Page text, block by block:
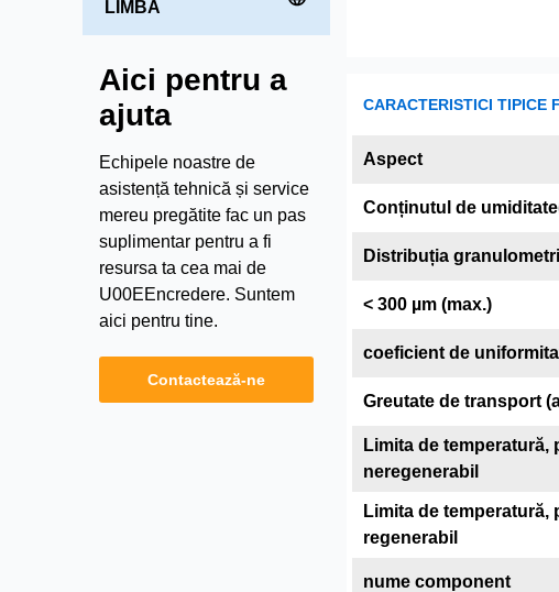
LIMBA
Aici pentru a
ajuta
Echipele noastre de
asistență tehnică și service
mereu pregătite fac un pas
suplimentar pentru a fi
resursa ta cea mai de
U00EEncredere. Suntem
aici pentru tine.
Contactează-ne
CARACTERISTICI TIPICE
Aspect
Conținutul de
Distribuția
< 300 µm (max.)
coeficient de
Greutate de transport
Limita de temperatură,
neregenerabil
Limita de temperatură,
regenerabil
nume component